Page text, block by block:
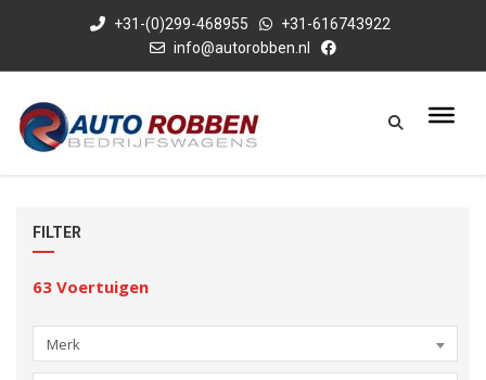
+31-(0)299-468955
+31-616743922
info@autorobben.nl
FILTER
63 Voertuigen
Merk